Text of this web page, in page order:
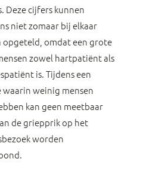
Deze cijfers kunnen
niet zomaar bij elkaar
opgeteld, omdat een grote
zowel hartpatiënt als
is. Tijdens een
waarin weinig mensen
kan geen meetbaar
de griepprik op het
worden